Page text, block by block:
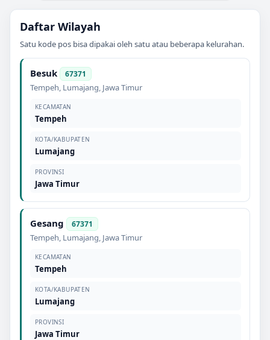
Daftar Wilayah
Satu kode pos bisa dipakai oleh satu atau beberapa kelurahan.
Besuk 67371
Tempeh, Lumajang, Jawa Timur
KECAMATAN
Tempeh
KOTA/KABUPATEN
Lumajang
PROVINSI
Jawa Timur
Gesang 67371
Tempeh, Lumajang, Jawa Timur
KECAMATAN
Tempeh
KOTA/KABUPATEN
Lumajang
PROVINSI
Jawa Timur